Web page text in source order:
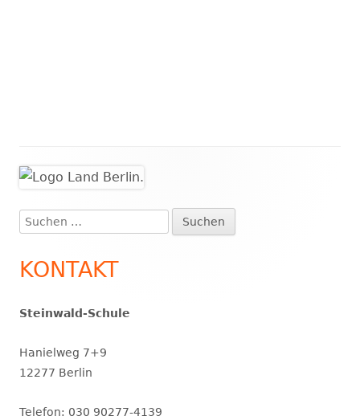
Haupt-
Seitenleiste
Suchen
nach:
KONTAKT
Steinwald-Schule
Hanielweg 7+9
12277 Berlin
Telefon: 030 90277-4139